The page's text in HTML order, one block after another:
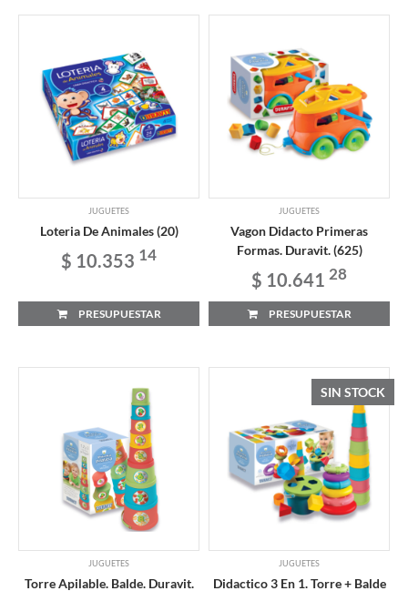
JUGUETES
Loteria De Animales (20)
$ 10.353 14
PRESUPUESTAR
JUGUETES
Vagon Didacto Primeras
Formas. Duravit. (625)
$ 10.641 28
PRESUPUESTAR
JUGUETES
Torre Apilable. Balde. Duravit.
SIN STOCK
JUGUETES
Didactico 3 En 1. Torre + Balde